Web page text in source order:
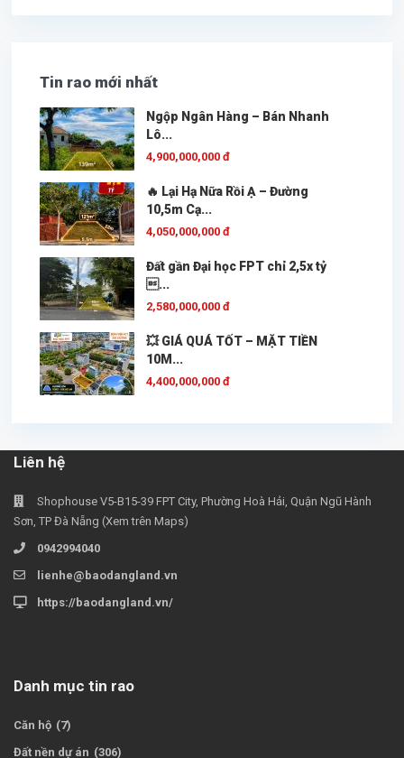
Tin rao mới nhất
Ngộp Ngân Hàng – Bán Nhanh
Lô...
4,900,000,000 đ
🔥 Lại Hạ Nữa Rồi Ạ – Đường
10,5m Cạ...
4,050,000,000 đ
Đất gần Đại học FPT chỉ 2,5x tỷ
...
2,580,000,000 đ
💥 GIÁ QUÁ TỐT – MẶT TIỀN
10M...
4,400,000,000 đ
Liên hệ
Shophouse V5-B15-39 FPT City, Phường Hoà Hải, Quận Ngũ Hành
Sơn, TP Đà Nẵng (Xem trên Maps)
0942994040
lienhe@baodangland.vn
https://baodangland.vn/
Danh mục tin rao
Căn hộ (7)
Đất nền dự án (306)